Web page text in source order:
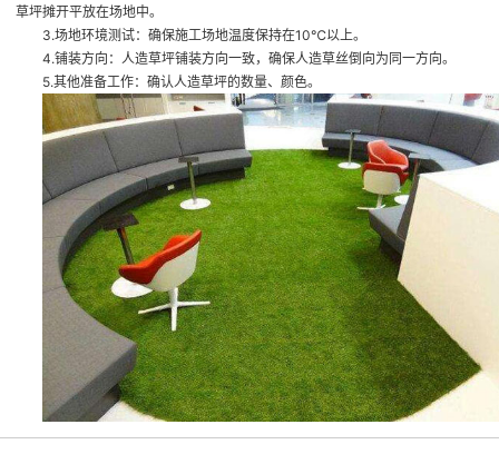
草坪摊开平放在场地中。
3.场地环境测试：确保施工场地温度保持在10℃以上。
4.铺装方向：人造草坪铺装方向一致，确保人造草丝倒向为同一方向。
5.其他准备工作：确认人造草坪的数量、颜色。